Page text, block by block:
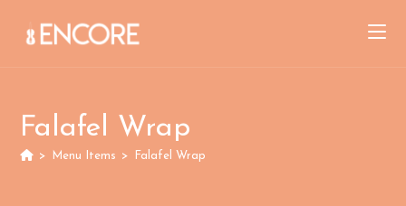
Falafel Wrap
> Menu Items > Falafel Wrap